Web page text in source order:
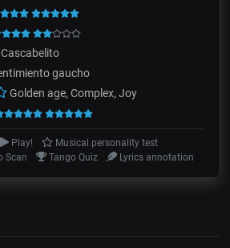
Cascabelito
gaucho
Golden age, Complex, Joy
Play!
Musical personality test
Scan Tango Quiz Lyrics annotation